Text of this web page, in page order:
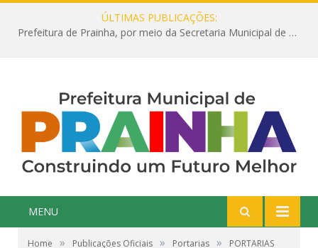
ÚLTIMAS PUBLICAÇÕES:
Prefeitura de Prainha, por meio da Secretaria Municipal de Educação, abre 354 vagas na área da Educação para 2025 com processo seletivo simplificado
MENU
Home » Publicações Oficiais » Portarias »
PORTARIAS